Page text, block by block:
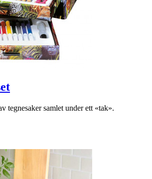
tegnesaker samlet under ett «tak».